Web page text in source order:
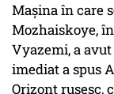
Mașina în care
Mozhaiskoye,
Vyazemi, a
imediat a spus
Orizont rusesc,